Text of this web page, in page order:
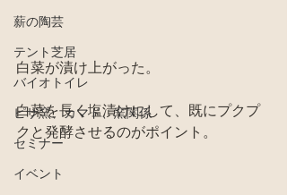
薪の陶芸
テント芝居
バイオトイレ
ピザ窯、カマド、窯関係
セミナー
イベント
白菜が漬け上がった。
白菜を長く塩漬けにして、既にプクプ
クと発酵させるのがポイント。